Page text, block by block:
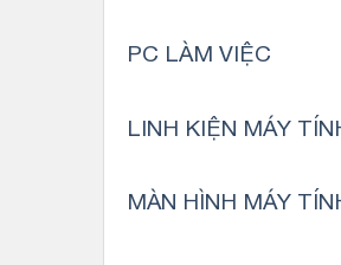
PC LÀM VIỆC
LINH KIỆN MÁY
MÀN HÌNH MÁY